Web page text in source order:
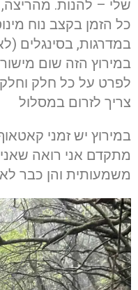
שלי – להנות. מהריצה,
כל הזמן בקצב נוח
במדרגות, בסינגלים
במירוץ הזה שום
לפרט על כל חלק
צריך לזרום במסלול
במירוץ יש זמני
מתקדם אני רואה
משמעותית והן כבר